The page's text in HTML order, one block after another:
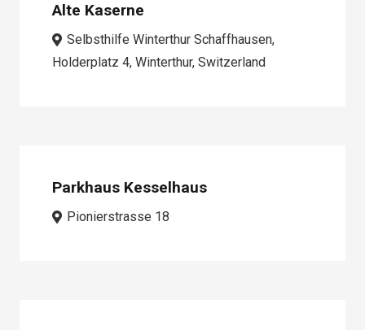
Alte Kaserne
Selbsthilfe Winterthur Schaffhausen,
Holderplatz 4, Winterthur, Switzerland
Parkhaus Kesselhaus
Pionierstrasse 18